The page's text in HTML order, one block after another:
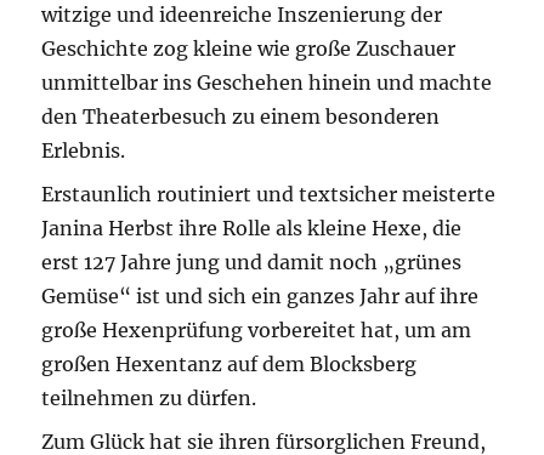
witzige und ideenreiche Inszenierung der
Geschichte zog kleine wie große Zuschauer
unmittelbar ins Geschehen hinein und machte
den Theaterbesuch zu einem besonderen
Erlebnis.
Erstaunlich routiniert und textsicher meisterte
Janina Herbst ihre Rolle als kleine Hexe, die
erst 127 Jahre jung und damit noch „grünes
Gemüse“ ist und sich ein ganzes Jahr auf ihre
große Hexenprüfung vorbereitet hat, um am
großen Hexentanz auf dem Blocksberg
teilnehmen zu dürfen.
Zum Glück hat sie ihren fürsorglichen Freund,